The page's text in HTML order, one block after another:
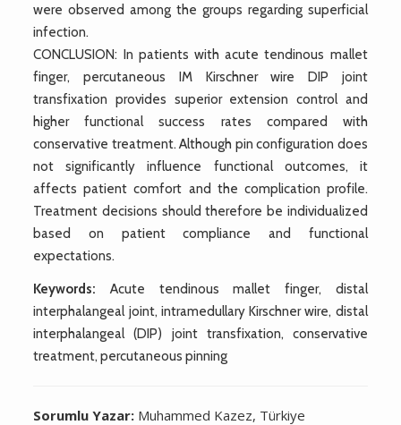
were observed among the groups regarding superficial
infection.
CONCLUSION: In patients with acute tendinous mallet
finger, percutaneous IM Kirschner wire DIP joint
transfixation provides superior extension control and
higher functional success rates compared with
conservative treatment. Although pin configuration does
not significantly influence functional outcomes, it
affects patient comfort and the complication profile.
Treatment decisions should therefore be individualized
based on patient compliance and functional
expectations.
Keywords: Acute tendinous mallet finger, distal
interphalangeal joint, intramedullary Kirschner wire, distal
interphalangeal (DIP) joint transfixation, conservative
treatment, percutaneous pinning
Sorumlu Yazar: Muhammed Kazez, Türkiye